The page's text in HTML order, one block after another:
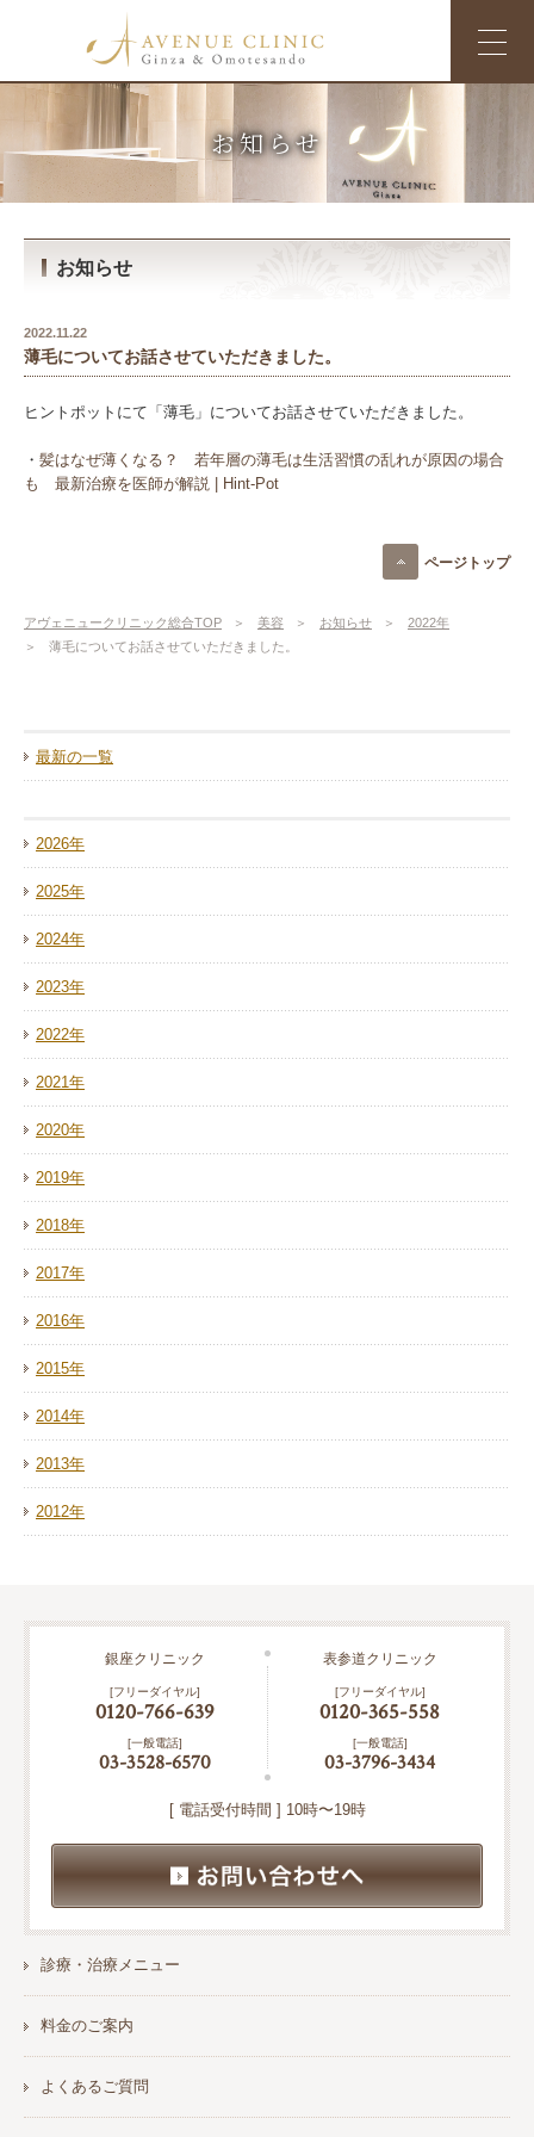
お知らせ
お知らせ
2022.11.22
薄毛についてお話させていただきました。
ヒントポットにて「薄毛」についてお話させていただきました。
・ 髪はなぜ薄くなる？ 若年層の薄毛は生活習慣の乱れが原因の場合
も 最新治療を医師が解説 | Hint-Pot
ページトップ
アヴェニュークリニック総合TOP 美容 お知らせ
2022年
薄毛についてお話させていただきました。
最新の一覧
2026年
2025年
2024年
2023年
2022年
2021年
2020年
2019年
2018年
2017年
2016年
2015年
2014年
2013年
2012年
銀座クリニック
[フリーダイヤル]
0120-766-639
[一般電話]
03-3528-6570
表参道クリニック
[フリーダイヤル]
0120-365-558
[一般電話]
03-3796-3434
[ 電話受付時間 ] 10時〜19時
診療・治療メニュー
料金のご案内
よくあるご質問